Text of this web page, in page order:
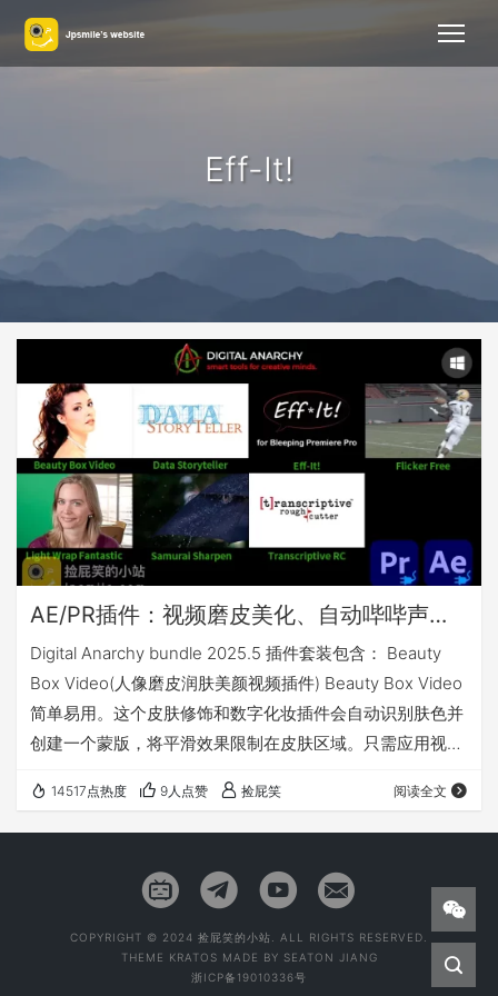
Eff-It!
AE/PR插件：视频磨皮美化、自动哔哔声、锐化、去闪烁、抠像合成辅助灯光包裹插件、数据可视化_Digital Anarchy bundle 2025.5 CE (Win)
Digital Anarchy bundle 2025.5 插件套装包含： Beauty
Box Video(人像磨皮润肤美颜视频插件) Beauty Box Video
简单易用。这个皮肤修饰和数字化妆插件会自动识别肤色并
创建一个蒙版，将平滑效果限制在皮肤区域。只需应用视频
染，让皮肤修饰变得异常简单。就是这样！ 更多详情请访问
官网：点击前往 Data Storyteller(数据可视化插件) Data
14517点热度 9人点赞 捡屁笑 阅读全文
COPYRIGHT © 2024 捡屁笑的小站. ALL RIGHTS RESERVED.
THEME KRATOS MADE BY SEATON JIANG
浙ICP备19010336号